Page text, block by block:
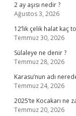
2 ay aşısı nedir ?
Ağustos 3, 2026
12’lik çelik halat kaç
Temmuz 30, 2026
Sülaleye ne denir ?
Temmuz 28, 2026
Karasu’nun adı
Temmuz 24, 2026
2025’te Kocakarı ne
Temmuz 20, 2026